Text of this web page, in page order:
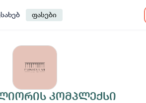
ფასები
კომპლექსი